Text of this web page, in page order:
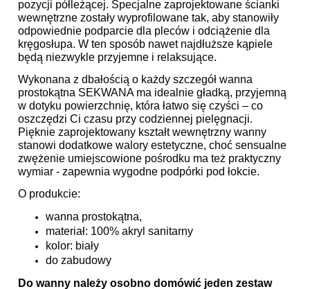
pozycji półleżącej. Specjalne zaprojektowane ścianki
wewnętrzne zostały wyprofilowane tak, aby stanowiły
odpowiednie podparcie dla pleców i odciążenie dla
kręgosłupa. W ten sposób nawet najdłuższe kąpiele
będą niezwykle przyjemne i relaksujące.
Wykonana z dbałością o każdy szczegół wanna
prostokątna SEKWANA ma idealnie gładką, przyjemną
w dotyku powierzchnię, która łatwo się czyści – co
oszczędzi Ci czasu przy codziennej pielęgnacji.
Pięknie zaprojektowany kształt wewnętrzny wanny
stanowi dodatkowe walory estetyczne, choć sensualne
zwężenie umiejscowione pośrodku ma też praktyczny
wymiar - zapewnia wygodne podpórki pod łokcie.
O produkcie:
wanna prostokątna,
materiał: 100% akryl sanitarny
kolor: biały
do zabudowy
Do wanny należy osobno domówić jeden zestaw